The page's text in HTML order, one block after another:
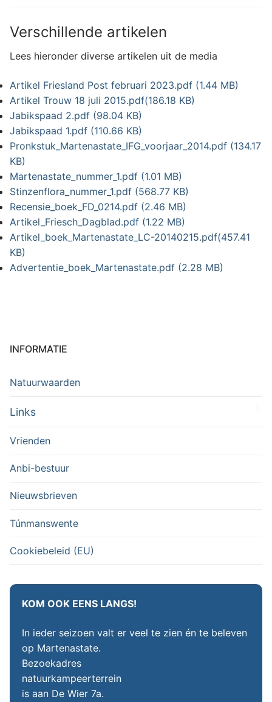
Verschillende artikelen
Lees hieronder diverse artikelen uit de media
Artikel Friesland Post februari 2023.pdf (1.44 MB)
Artikel Trouw 18 juli 2015.pdf(186.18 KB)
Jabikspaad 2.pdf (98.04 KB)
Jabikspaad 1.pdf (110.66 KB)
Pronkstuk_Martenastate_IFG_voorjaar_2014.pdf (134.17
KB)
Martenastate_nummer_1.pdf (1.01 MB)
Stinzenflora_nummer_1.pdf (568.77 KB)
Recensie_boek_FD_0214.pdf (2.46 MB)
Artikel_Friesch_Dagblad.pdf (1.22 MB)
Artikel_boek_Martenastate_LC-20140215.pdf(457.41
KB)
Advertentie_boek_Martenastate.pdf (2.28 MB)
INFORMATIE
Natuurwaarden
Links
Vrienden
Anbi-bestuur
Nieuwsbrieven
Túnmanswente
Cookiebeleid (EU)
KOM OOK EENS LANGS!
In ieder seizoen valt er veel te zien én te beleven
op Martenastate.
Bezoekadres
natuurkampeerterrein
is aan De Wier 7a.